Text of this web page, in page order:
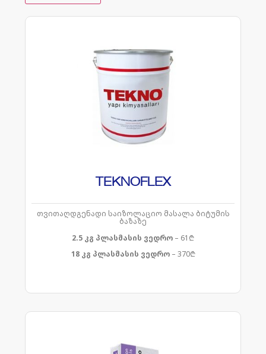
TEKNOFLEX
თვითაღდგენადი საიზოლაციო მასალა ბიტუმის
ბაზაზე
2.5 კგ პლასმასის ვედრო – 61₾
18 კგ პლასმასის ვედრო– 370₾